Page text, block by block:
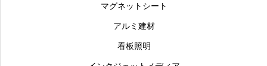
マグネットシート
アルミ建材
看板照明